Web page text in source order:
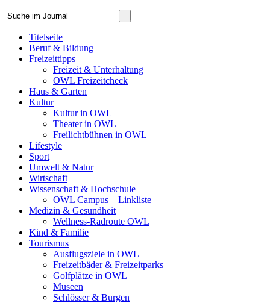
Titelseite
Beruf & Bildung
Freizeittipps
Freizeit & Unterhaltung
OWL Freizeitcheck
Haus & Garten
Kultur
Kultur in OWL
Theater in OWL
Freilichtbühnen in OWL
Lifestyle
Sport
Umwelt & Natur
Wirtschaft
Wissenschaft & Hochschule
OWL Campus – Linkliste
Medizin & Gesundheit
Wellness-Radroute OWL
Kind & Familie
Tourismus
Ausflugsziele in OWL
Freizeitbäder & Freizeitparks
Golfplätze in OWL
Museen
Schlösser & Burgen